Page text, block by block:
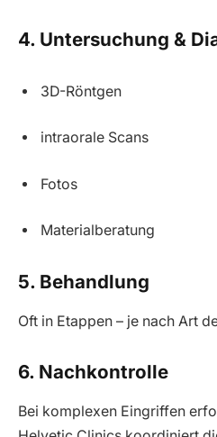
4. Untersuchung &
3D-Röntgen
intraorale Scans
Fotos
Materialberatung
5. Behandlung
Oft in Etappen – je nach Art
6. Nachkontrolle
Bei komplexen Eingriffen